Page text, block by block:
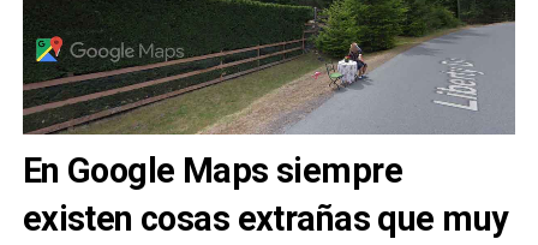
En Google Maps siempre
existen cosas extrañas que muy